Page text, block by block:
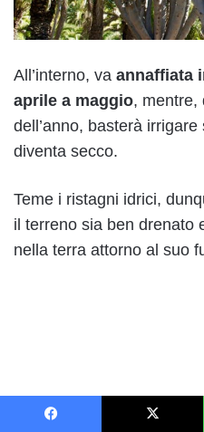
All’interno, va annaffiata
aprile a maggio, mentre,
dell’anno, basterà
diventa secco.
Teme i ristagni idrici,
il terreno sia ben drenato
nella terra attorno al suo